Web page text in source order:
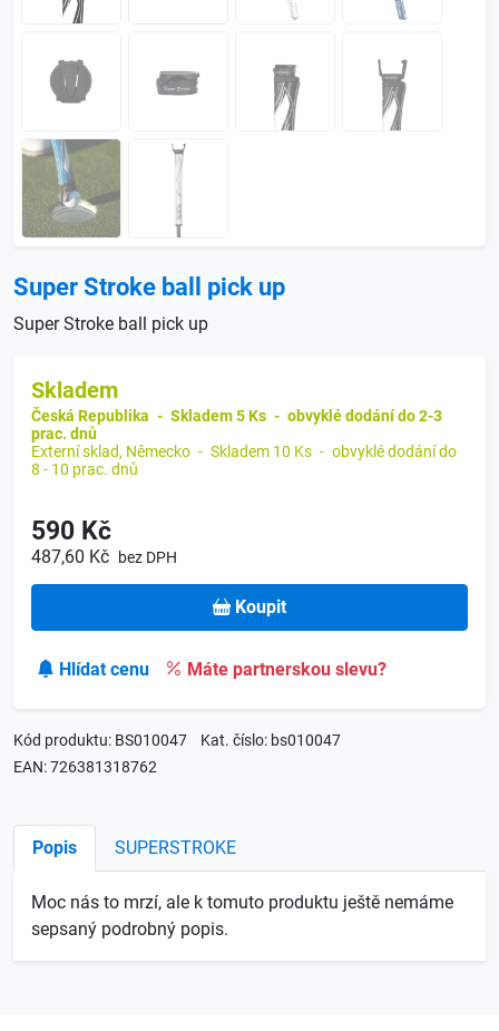
Super Stroke ball pick up
Super Stroke ball pick up
Skladem
Česká Republika - Skladem 5 Ks - obvyklé dodání do 2-3
prac. dnů
Externí sklad, Německo - Skladem 10 Ks - obvyklé dodání do
8 - 10 prac. dnů
590 Kč
487,60 Kč bez DPH
Koupit
Hlídat cenu Máte partnerskou slevu?
Kód produktu: BS010047
Kat. číslo: bs010047
EAN: 726381318762
Popis SUPERSTROKE
Moc nás to mrzí, ale k tomuto produktu ještě nemáme
sepsaný podrobný popis.